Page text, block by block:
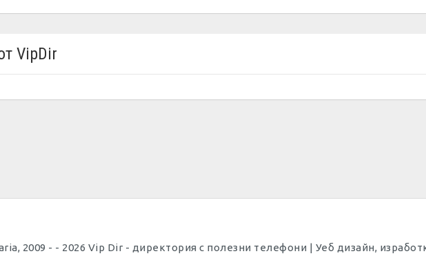
VipDir
2009 - - 2026 Vip Dir - директория с полезни телефони | Уеб дизайн,